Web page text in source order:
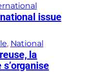
issue
, National
la